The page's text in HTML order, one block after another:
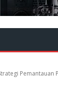
Pemantauan